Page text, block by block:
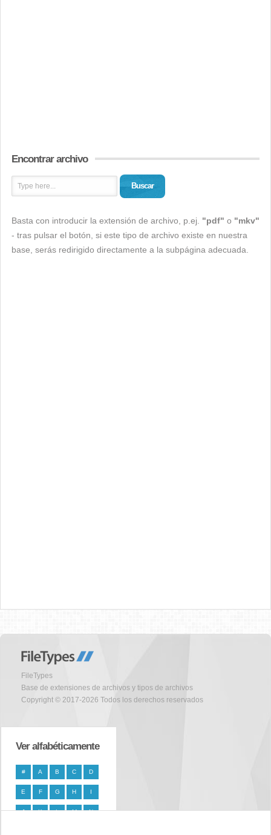
Encontrar archivo
Buscar
Basta con introducir la extensión de archivo, p.ej. "pdf" o "mkv"
- tras pulsar el botón, si este tipo de archivo existe en nuestra
base, serás redirigido directamente a la subpágina adecuada.
FileTypes
Base de extensiones de archivos y tipos de archivos
Copyright © 2017-2026 Todos los derechos reservados
Ver alfabéticamente
# A B C D
E F G H I
J K L M N